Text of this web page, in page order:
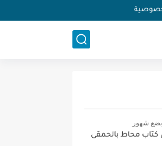
شهور
كتاب محاط بالحمقى